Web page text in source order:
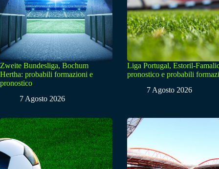
Zweite Bundesliga, Bochum
Hertha: probabili formazioni e
pronostico
7 Agosto 2026
Liga Portugal, Estoril-
pronostico e probabili
7 Agosto 2026